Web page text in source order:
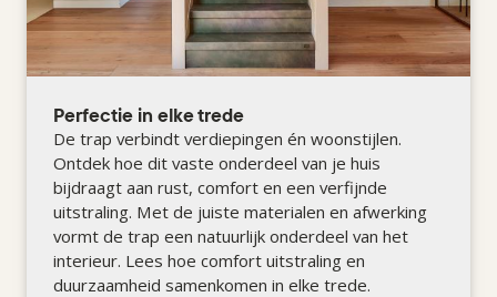
Perfectie in elke trede
De trap verbindt verdiepingen én woonstijlen.
Ontdek hoe dit vaste onderdeel van je huis
bijdraagt aan rust, comfort en een verfijnde
uitstraling. Met de juiste materialen en afwerking
vormt de trap een natuurlijk onderdeel van het
interieur. Lees hoe comfort uitstraling en
duurzaamheid samenkomen in elke trede.